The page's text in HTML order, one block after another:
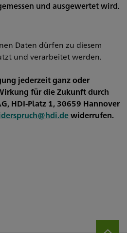
und ausgewertet wird.
Daten dürfen zu diesem
und verarbeitet werden.
jederzeit ganz oder
für die Zukunft durch
HDI-Platz 1, 30659 Hannover
widerrufen.